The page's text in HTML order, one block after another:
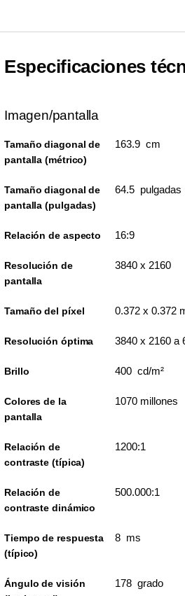
Especificaciones
Imagen/pantalla
Tamaño diagonal de
pantalla (métrico)
163.9 cm
Tamaño diagonal de
pantalla (pulgadas)
64.5 pulgadas
Relación de aspecto 16:9
Resolución de
pantalla
3840 x 2160
Tamaño del píxel 0.372 x 0.372
Resolución óptima 3840 x 2160 a
Brillo 400 cd/m²
Colores de la
pantalla
1070 millones
Relación de
contraste (típica)
1200:1
Relación de
contraste dinámico
500.000:1
Tiempo de respuesta
(típico)
8 ms
Ángulo de visión
178 grado